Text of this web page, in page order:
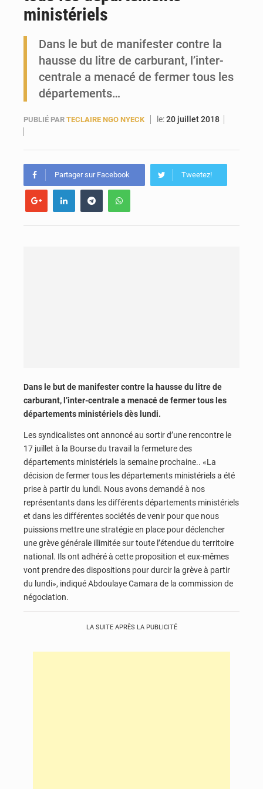
ministériels
Dans le but de manifester contre la
hausse du litre de carburant, l’inter-
centrale a menacé de fermer tous les
départements…
PUBLIÉ PAR TECLAIRE NGO NYECK le:20 juillet 2018
Partager sur Facebook Tweetez!
Dans le but de manifester contre la hausse du litre de
carburant, l’inter-centrale a menacé de fermer tous les
départements ministériels dès lundi.
Les syndicalistes ont annoncé au sortir d’une rencontre le
17 juillet à la Bourse du travail la fermeture des
départements ministériels la semaine prochaine.. «La
décision de fermer tous les départements ministériels a été
prise à partir du lundi. Nous avons demandé à nos
représentants dans les différents départements ministériels
et dans les différentes sociétés de venir pour que nous
puissions mettre une stratégie en place pour déclencher
une grève générale illimitée sur toute l’étendue du territoire
national. Ils ont adhéré à cette proposition et eux-mêmes
vont prendre des dispositions pour durcir la grève à partir
du lundi», indiqué Abdoulaye Camara de la commission de
négociation.
LA SUITE APRÈS LA PUBLICITÉ